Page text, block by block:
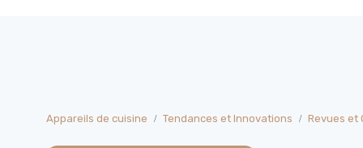
Appareils de cuisine Tendances et Innovations Revues et